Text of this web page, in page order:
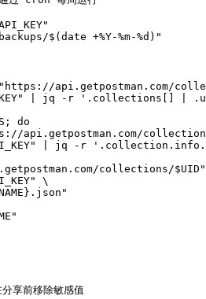
$(date +%Y-%m-%d)"
s "https://api.getpostman.com/
| jq -r '.collections[] |
do
api.getpostman.com/
| jq -r
collections/
\
前移除敏感值